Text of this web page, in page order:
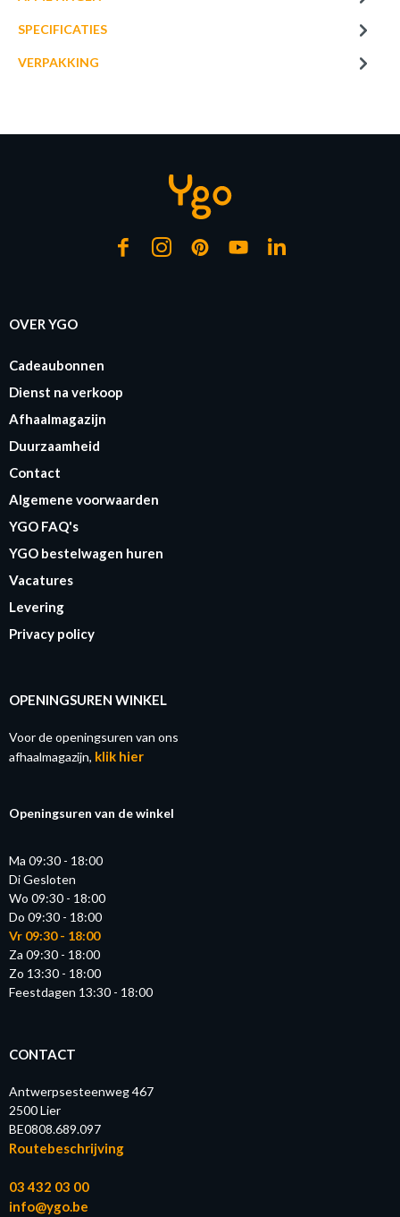
SPECIFICATIES
VERPAKKING
€ 62,00
Prijs per stuk, incl. btw en excl. verzendkosten
OVER YGO
Cadeaubonnen
Dienst na verkoop
Afhaalmagazijn
Duurzaamheid
Contact
Algemene voorwaarden
YGO FAQ's
YGO bestelwagen huren
Vacatures
Levering
Privacy policy
OPENINGSUREN WINKEL
Voor de openingsuren van ons
afhaalmagazijn, klik hier
Openingsuren van de winkel
Ma 09:30 - 18:00
Di Gesloten
Wo 09:30 - 18:00
Do 09:30 - 18:00
Vr 09:30 - 18:00
Za 09:30 - 18:00
Zo 13:30 - 18:00
Feestdagen 13:30 - 18:00
CONTACT
Antwerpsesteenweg 467
2500 Lier
BE0808.689.097
Routebeschrijving
03 432 03 00
info@ygo.be